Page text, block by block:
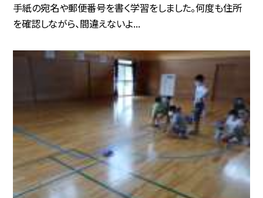
手紙の宛名や郵便番号を書く学習をしました。何度も住所
を確認しながら、間違えないよ...